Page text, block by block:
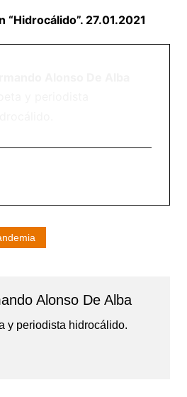
“Hidrocálido”. 27.01.2021
Alonso De Alba
y periodista hidrocálido.